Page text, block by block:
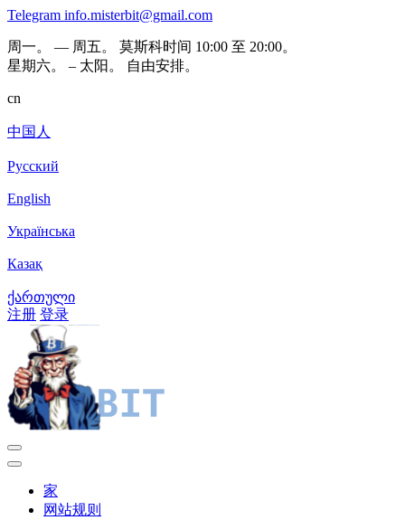
Telegram info.misterbit@gmail.com
周一。 — 周五。 莫斯科时间 10:00 至 20:00。
星期六。 – 太阳。 自由安排。
cn
中国人
Русский
English
Українська
Казақ
ქართული
注册 登录
家
网站规则